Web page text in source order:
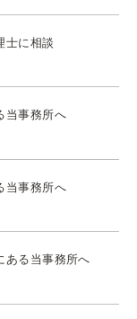
士に相談
当事務所へ
当事務所へ
ある当事務所へ